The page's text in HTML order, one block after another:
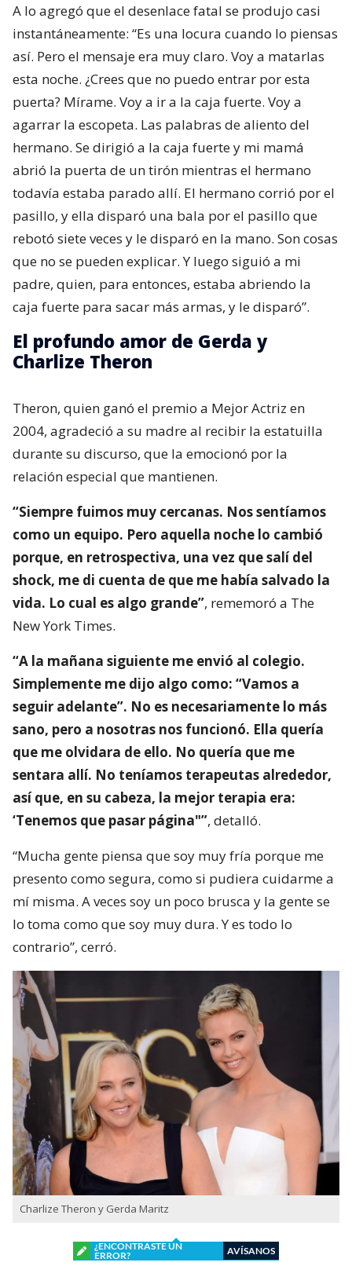
A lo agregó que el desenlace fatal se produjo casi
instantáneamente: “Es una locura cuando lo piensas
así. Pero el mensaje era muy claro. Voy a matarlas
esta noche. ¿Crees que no puedo entrar por esta
puerta? Mírame. Voy a ir a la caja fuerte. Voy a
agarrar la escopeta. Las palabras de aliento del
hermano. Se dirigió a la caja fuerte y mi mamá
abrió la puerta de un tirón mientras el hermano
todavía estaba parado allí. El hermano corrió por el
pasillo, y ella disparó una bala por el pasillo que
rebotó siete veces y le disparó en la mano. Son cosas
que no se pueden explicar. Y luego siguió a mi
padre, quien, para entonces, estaba abriendo la
caja fuerte para sacar más armas, y le disparó”.
El profundo amor de Gerda y
Charlize Theron
Theron, quien ganó el premio a Mejor Actriz en
2004, agradeció a su madre al recibir la estatuilla
durante su discurso, que la emocionó por la
relación especial que mantienen.
“Siempre fuimos muy cercanas. Nos sentíamos
como un equipo. Pero aquella noche lo cambió
porque, en retrospectiva, una vez que salí del
shock, me di cuenta de que me había salvado la
vida. Lo cual es algo grande”, rememoró a The
New York Times.
“A la mañana siguiente me envió al colegio.
Simplemente me dijo algo como: “Vamos a
seguir adelante”. No es necesariamente lo más
sano, pero a nosotras nos funcionó. Ella quería
que me olvidara de ello. No quería que me
sentara allí. No teníamos terapeutas alrededor,
así que, en su cabeza, la mejor terapia era:
‘Tenemos que pasar página"”, detalló.
“Mucha gente piensa que soy muy fría porque me
presento como segura, como si pudiera cuidarme a
mí misma. A veces soy un poco brusca y la gente se
lo toma como que soy muy dura. Y es todo lo
contrario”, cerró.
Charlize Theron y Gerda Maritz
¿ENCONTRASTE UN
ERROR?
AVÍSANOS